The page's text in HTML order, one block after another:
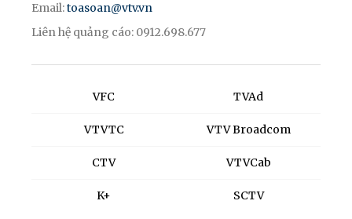
Email:toasoan@vtv.vn
Liên hệ quảng cáo: 0912.698.677
VFC
VTVTC
CTV
K+
TVAd
VTV Broadcom
VTVCab
SCTV